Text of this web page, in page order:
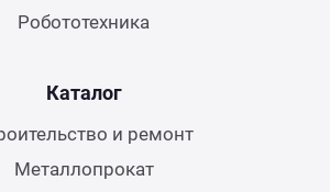
Робототехника
Каталог
и ремонт
Металлопрокат